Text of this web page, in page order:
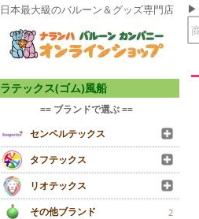
日本最大級のバルーン＆グッズ専門店
ラテックス(ゴム)風船
== ブランドで選ぶ ==
センペルテックス
タフテックス
リオテックス
その他ブランド
2